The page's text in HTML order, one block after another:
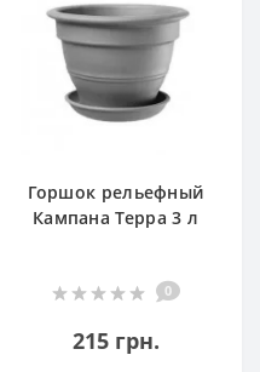
Горшок рельефный
Кампана Терра 3 л
0
215 грн.